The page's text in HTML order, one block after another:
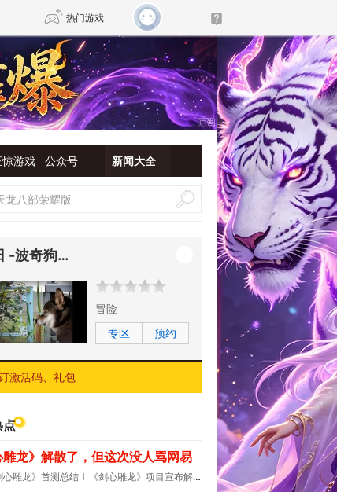
热门游戏
DNF 传奇4
惊游戏 公众号 新闻大全
翌日 -波奇狗的历险记-
冒险
专区
预约
激活码、礼包
点
雕龙》解散了，但这次没人骂网易
心雕龙》首测总结 《剑心雕龙》项目宣布解散